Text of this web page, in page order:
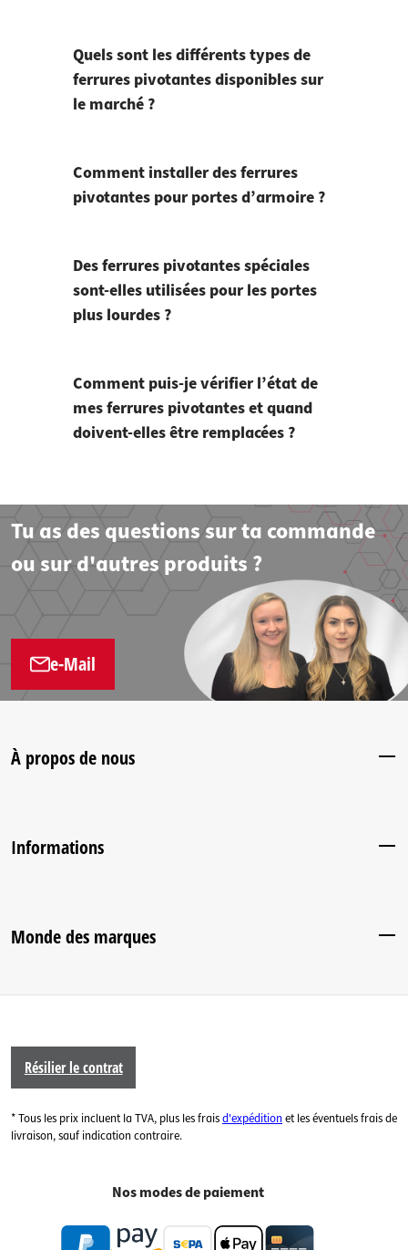
Quels sont les différents types de
ferrures pivotantes disponibles sur
le marché ?
Comment installer des ferrures
pivotantes pour portes d’armoire ?
Des ferrures pivotantes spéciales
sont-elles utilisées pour les portes
plus lourdes ?
Comment puis-je vérifier l’état de
mes ferrures pivotantes et quand
doivent-elles être remplacées ?
Tu as des questions sur ta commande
ou sur d'autres produits ?
e-Mail
À propos de nous
Informations
Monde des marques
Résilier le contrat
* Tous les prix incluent la TVA, plus les fraisd'expéditionet les éventuels frais de
livraison, sauf indication contraire.
Nos modes de paiement